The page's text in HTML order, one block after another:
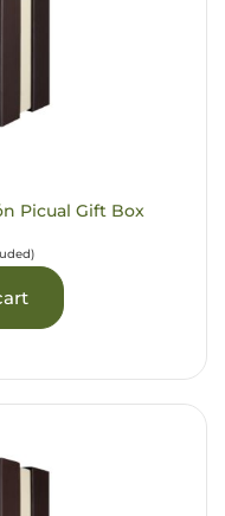
Picual Gift Box